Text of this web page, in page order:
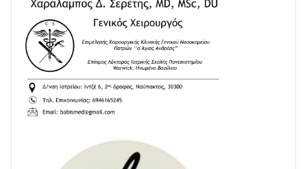
Διαβάστε την «Ναυπακτία» που κυκλοφορεί
24/07 • 11:31